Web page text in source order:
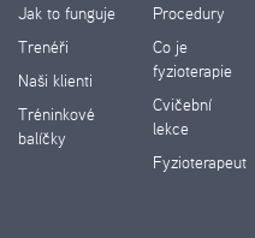
Jak to funguje
Trenéři
Naši klienti
Tréninkové
balíčky
Procedury
Co je
fyzioterapie
Cvičební
lekce
Fyzioterapeut